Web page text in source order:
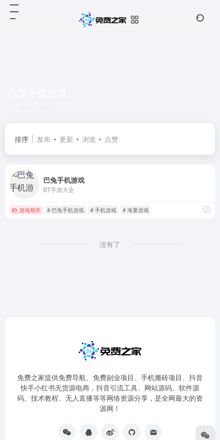
排序 发布 更新 浏览 点赞
巴兔手机游戏
BT手游大全
游戏相关 # 巴兔手机游戏 # 手机游戏 # 海量游戏
没有了
免费之家提供免费导航、免费副业项目、手机搬砖项目、抖音
快手小红书无货源电商，抖音引流工具、网站源码、软件源
码、技术教程、无人直播等等网络资源分享，是全网最大的资
源网！